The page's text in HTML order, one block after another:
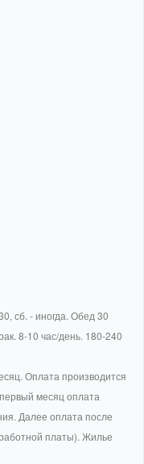
сб. - иногда. Обед 30
8-10 час/день. 180-240
Оплата производится
месяц оплата
Далее оплата после
платы). Жилье